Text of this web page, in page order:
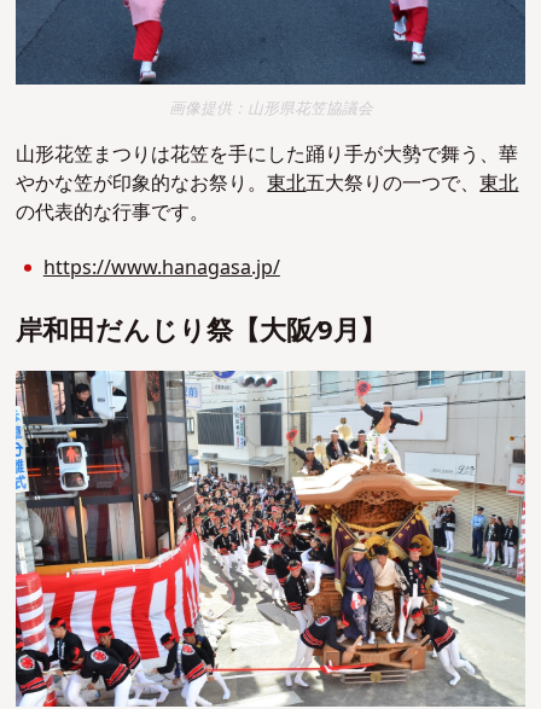
画像提供：山形県花笠協議会
⼭形花笠まつりは花笠を手にした踊り手が大勢で舞う、華
やかな笠が印象的なお祭り。東北五大祭りの一つで、東北
の代表的な行事です。
https://www.hanagasa.jp/
岸和⽥だんじり祭【⼤阪∕9⽉】